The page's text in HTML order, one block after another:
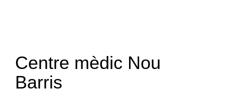
Centre mèdic Nou
Barris